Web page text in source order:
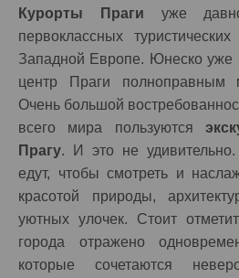
Курорты Праги уже
первоклассных
Западной Европе. Юнеско уже
центр Праги полноправным
Очень большой
всего мира пользуются
Прагу. И это не
едут, чтобы смотреть и
красотой природы,
уютных улочек. Стоит
города отражено
которые сочетаются